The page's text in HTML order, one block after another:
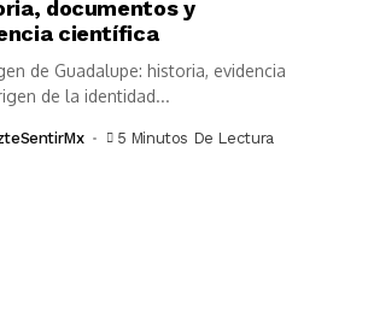
documentos y
científica
de Guadalupe: historia, evidencia
de la identidad...
5 Minutos De Lectura